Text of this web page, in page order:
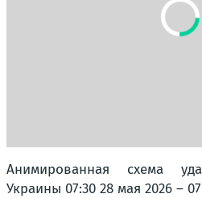
Анимированная схема
Украины 07:30 28 мая 2026 –